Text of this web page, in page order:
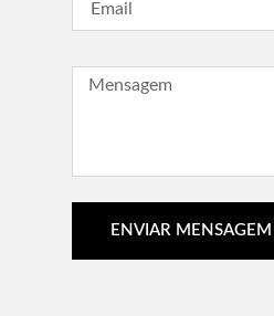
ENVIAR MENSAGEM